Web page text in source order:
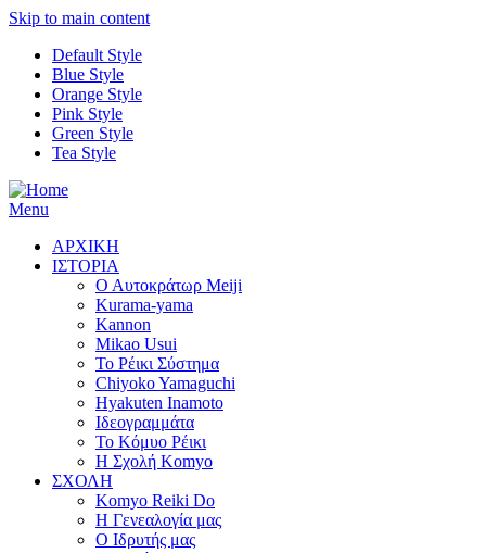
Skip to main content
Default Style
Blue Style
Orange Style
Pink Style
Green Style
Tea Style
Menu
ΑΡΧΙΚΗ
ΙΣΤΟΡΙΑ
Ο Αυτοκράτωρ Meiji
Kurama-yama
Kannon
Mikao Usui
Το Ρέικι Σύστημα
Chiyoko Yamaguchi
Hyakuten Inamoto
Ιδεογραμμάτα
Το Κόμυο Ρέικι
H Σχολή Komyo
ΣΧΟΛΗ
Komyo Reiki Do
Η Γενεαλογία μας
Ο Ιδρυτής μας